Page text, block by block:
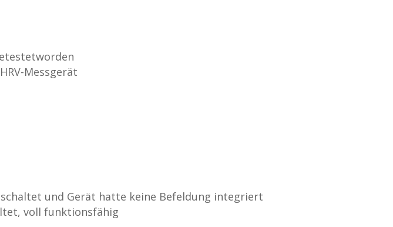
Messgerät
und Gerät hatte keine Befeldung integriert
voll funktionsfähig